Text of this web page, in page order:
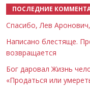
ПОСЛЕДНИЕ
Спасибо, Лев
Написано блестяще.
возвращается
Бог даровал Жизнь
«Продаться или